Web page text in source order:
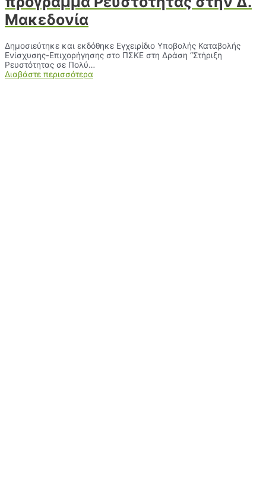
Μακεδονία
Δημοσιεύτηκε και εκδόθηκε Εγχειρίδιο Υποβολής Καταβολής
Ενίσχυσης-Επιχορήγησης στο ΠΣΚΕ στη Δράση “Στήριξη
Ρευστότητας σε Πολύ…
Διαβάστε περισσότερα